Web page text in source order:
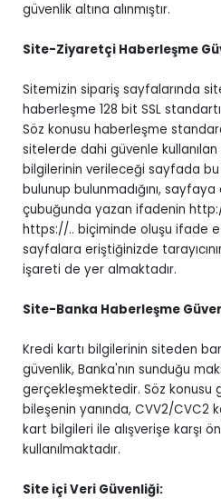
güvenlik altına alınmıştır.
Site-Ziyaretçi Haberleşme
Sitemizin sipariş sayfalarında
haberleşme 128 bit SSL
Söz konusu haberleşme
sitelerde dahi güvenle
bilgilerinin verileceği sayfada
bulunup bulunmadığını,
çubuğunda yazan ifadenin
https://.. biçiminde oluşu ifade
sayfalara eriştiğinizde
işareti de yer almaktadır.
Site-Banka Haberleşme
Kredi kartı bilgilerinin siteden
güvenlik, Banka'nın sunduğu
gerçekleşmektedir. Söz konusu
bileşenin yanında, CVV2/CVC2
kart bilgileri ile alışverişe karşı
kullanılmaktadır.
Site içi Veri Güvenliği: